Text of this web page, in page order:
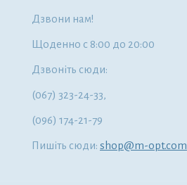
Дзвони нам!
Щоденно с 8:00 до 20:00
Дзвоніть сюди:
(067) 323-24-33,
(096) 174-21-79
Пишіть сюди: shop@m-opt.com